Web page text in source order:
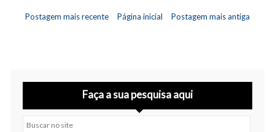
Postagem mais recente Postagem mais antiga
Página inicial
Faça a sua pesquisa aqui
Buscar no site